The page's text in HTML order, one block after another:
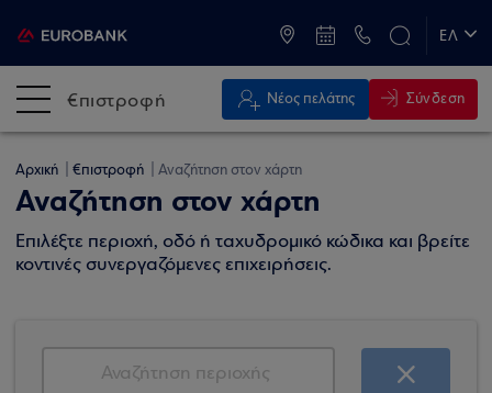
ΕΛ
€πιστροφή Νέος πελάτης Σύνδεση
Αρχική €πιστροφή Αναζήτηση στον χάρτη
Αναζήτηση στον χάρτη
Επιλέξτε περιοχή, οδό ή ταχυδρομικό κώδικα και βρείτε
κοντινές συνεργαζόμενες επιχειρήσεις.